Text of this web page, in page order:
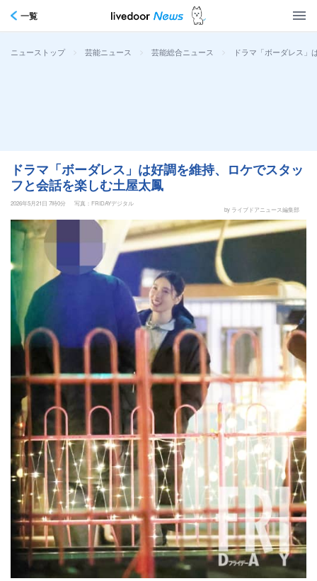
一覧
ニューストップ > 芸能ニュース > 芸能総合ニュース > ドラマ「ボーダレス」
ドラマ「ボーダレス」は好調を維持、ロケでスタッ
フと会話を楽しむ土屋太鳳
2026年5月21日 7時0分
写真：FRIDAYデジタル
by ライブドアニュース編集部